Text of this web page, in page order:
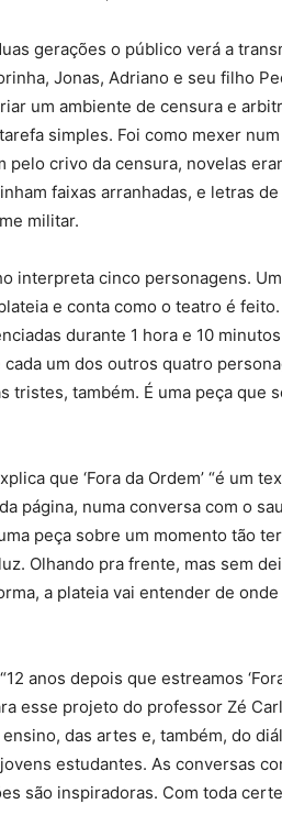
gerações o público verá a
Jonas, Adriano e seu filho
um ambiente de censura e
simples. Foi como mexer
pelo crivo da censura, novelas
faixas arranhadas, e letras
militar.
interpreta cinco personagens.
e conta como o teatro é
durante 1 hora e 10
um dos outros quatro
tristes, também. É uma peça que
que ‘Fora da Ordem’ “é um
página, numa conversa com o
peça sobre um momento tão
Olhando pra frente, mas sem
a plateia vai entender de
anos depois que estreamos
esse projeto do professor Zé
das artes e, também, do
estudantes. As conversas
são inspiradoras. Com toda